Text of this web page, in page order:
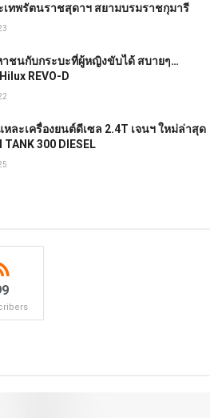
เทพรัตนราชสุดาฯ สยามบรมราชกุมารี
ชนกับกระบะที่ผู้หญิงขับได้ สบายๆ…
REVO-D
หละเครื่องยนต์ดีเซล 2.4T เจนฯ ใหม่ล่าสุด
TANK 300 DIESEL